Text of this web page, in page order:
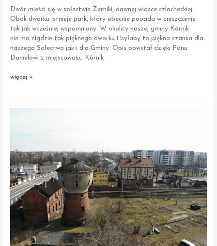
Dwór mieści się w sołectwie Żerniki, dawnej wiosce szlacheckiej.
Obok dworku istnieje park, który obecnie popada w zniszczenie
tak jak wcześniej wspomniany. W okolicy naszej gminy Kórnik
nie ma nigdzie tak pięknego dworku i byłaby to piękna szansa dla
naszego Sołectwa jak i dla Gminy. Opis powstał dzięki Panu
Danielowi z miejscowości Kórnik
Żerniki
więcej »